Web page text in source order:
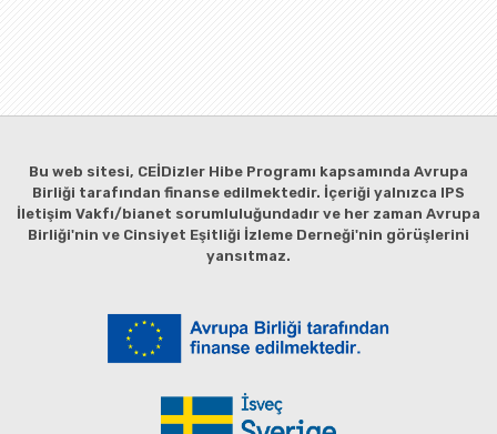
Bu web sitesi, CEİDizler Hibe Programı kapsamında Avrupa
Birliği tarafından finanse edilmektedir. İçeriği yalnızca IPS
İletişim Vakfı/bianet sorumluluğundadır ve her zaman Avrupa
Birliği'nin ve Cinsiyet Eşitliği İzleme Derneği'nin görüşlerini
yansıtmaz.